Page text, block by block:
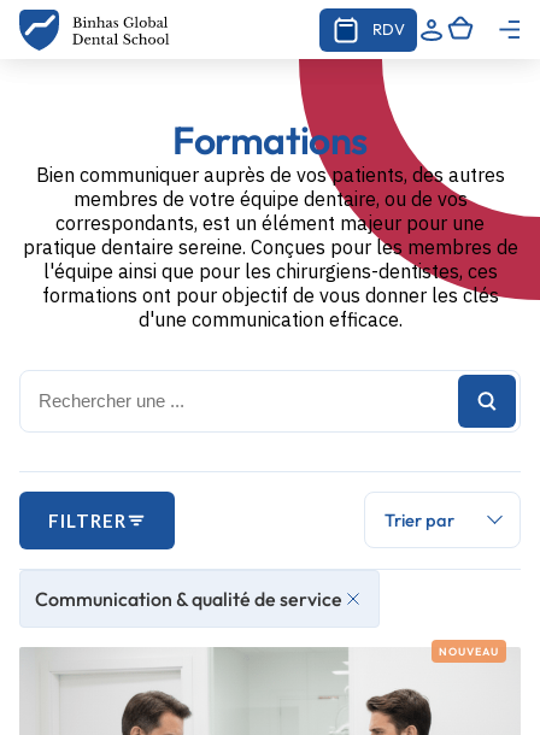
RDV
Formations
Bien communiquer auprès de vos patients, des autres
membres de votre équipe dentaire, ou de vos
correspondants, est un élément majeur pour une
pratique dentaire sereine. Conçues pour les membres de
l'équipe ainsi que pour les chirurgiens-dentistes, ces
formations ont pour objectif de vous donner les clés
d'une communication efficace.
Communication & qualité de service
FILTRER Trier par
NOUVEAU